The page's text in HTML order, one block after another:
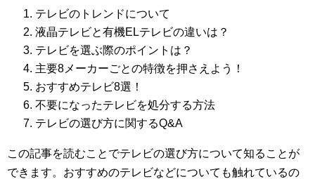
テレビのトレンドについて
液晶テレビと有機ELテレビの違いは？
テレビを選ぶ際のポイントは？
主要8メーカーごとの特徴を押さえよう！
おすすめテレビ8選！
不要になったテレビを処分する方法
テレビの選び方に関するQ&A
この記事を読むことでテレビの選び方について知ることが
できます。おすすめのテレビなどについても触れているの